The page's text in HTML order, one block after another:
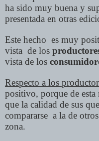
ha sido muy buena y
presentada en otras
Este hecho es muy
vista de los
vista de los
Respecto a los
positivo, porque de esta
que la calidad de sus
compararse a la de
zona.